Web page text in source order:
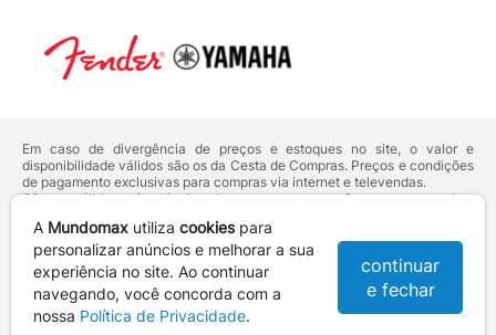
Em caso de divergência de preços e estoques no site, o valor e
disponibilidade válidos são os da Cesta de Compras. Preços e condições
de pagamento exclusivas para compras via internet e televendas.
Ofertas válidas até o término de nossos estoques. Para compras acima
deVenda Corporativa.
Os preços apresentados no site prevalecem sobre outros anunciados em
qualquer outro meio de comunicação ou sites de buscas. Código de
Defesa do Consumidor:Lei nº 8.078.
Vendas sujeitas à confirmação de dados e análises de crédito e risco.
A Mundomax utiliza cookiespara
personalizar anúncios e melhorar a sua
experiência no site. Ao continuar
navegando, você concorda com a
nossa Política de Privacidade.
continuar
e fechar